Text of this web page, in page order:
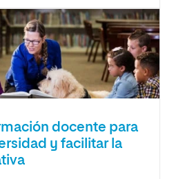
docente para
y facilitar la